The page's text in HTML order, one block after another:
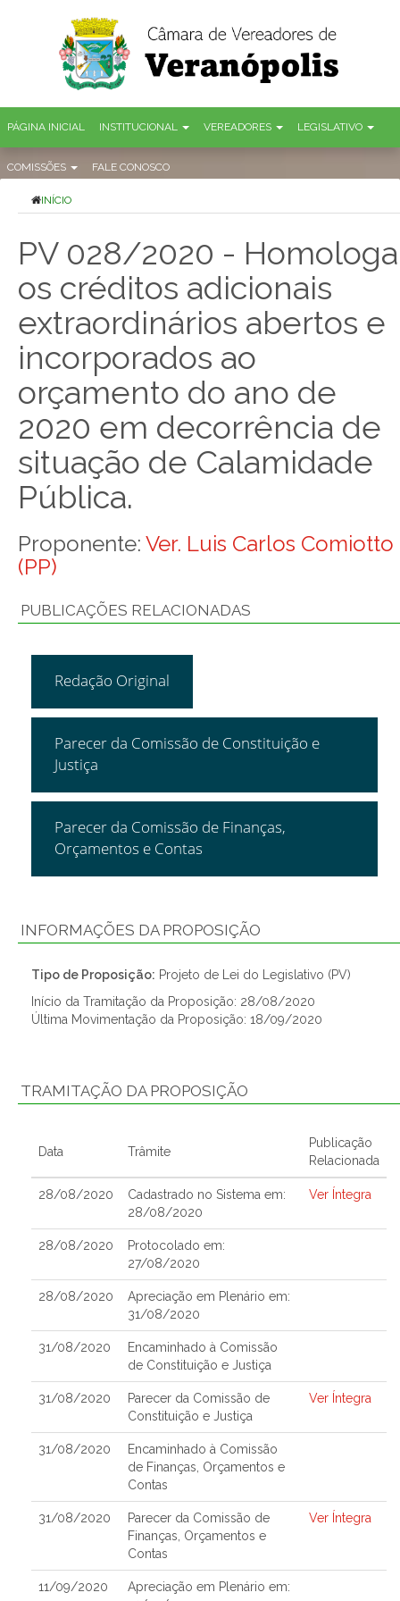
PÁGINA INICIAL INSTITUCIONAL VEREADORES LEGISLATIVO
COMISSÕES FALE CONOSCO
INÍCIO
PV 028/2020 - Homologa
os créditos adicionais
extraordinários abertos e
incorporados ao
orçamento do ano de
2020 em decorrência de
situação de Calamidade
Pública.
Proponente: Ver. Luis Carlos Comiotto
(PP)
PUBLICAÇÕES RELACIONADAS
Redação Original
Parecer da Comissão de Constituição e
Justiça
Parecer da Comissão de Finanças,
Orçamentos e Contas
INFORMAÇÕES DA PROPOSIÇÃO
Tipo de Proposição: Projeto de Lei do Legislativo (PV)
Início da Tramitação da Proposição: 28/08/2020
Última Movimentação da Proposição: 18/09/2020
TRAMITAÇÃO DA PROPOSIÇÃO
Data Trâmite
Publicação
Relacionada
28/08/2020
Cadastrado no Sistema em:
28/08/2020
Ver Íntegra
28/08/2020
Protocolado em:
27/08/2020
28/08/2020
Apreciação em Plenário em:
31/08/2020
31/08/2020
Encaminhado à Comissão
de Constituição e Justiça
31/08/2020
Parecer da Comissão de
Constituição e Justiça
Ver Íntegra
31/08/2020
Encaminhado à Comissão
de Finanças, Orçamentos e
Contas
31/08/2020
Parecer da Comissão de
Finanças, Orçamentos e
Contas
Ver Íntegra
11/09/2020
Apreciação em Plenário em: